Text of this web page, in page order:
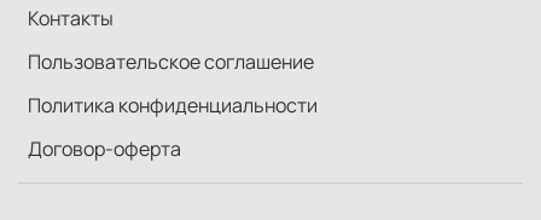
Контакты
Пользовательское соглашение
Политика конфиденциальности
Договор-оферта